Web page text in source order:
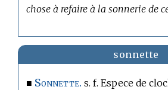
chose à refaire à la sonnerie de
sonnette
■ Sonnette. s. f. Espece de